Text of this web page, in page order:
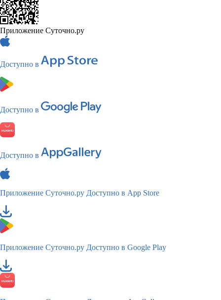
Приложение Суточно.ру
Доступно в
Доступно в
Доступно в
Приложение Суточно.ру Доступно в App Store
Приложение Суточно.ру Доступно в Google Play